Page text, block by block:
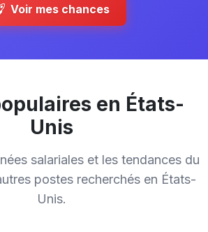
Voir mes chances
en États-
Unis
salariales et les tendances du
postes recherchés en États-
Unis.